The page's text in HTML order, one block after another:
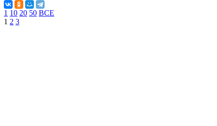
1 10 20 50 ВСЕ
1 2 3